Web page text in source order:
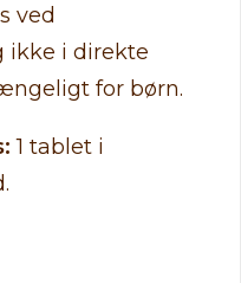
ved
ikke i direkte
for børn.
1 tablet i